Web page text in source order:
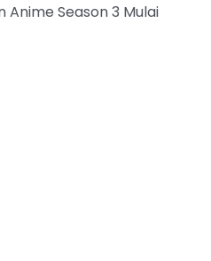
Anime Season 3 Mulai